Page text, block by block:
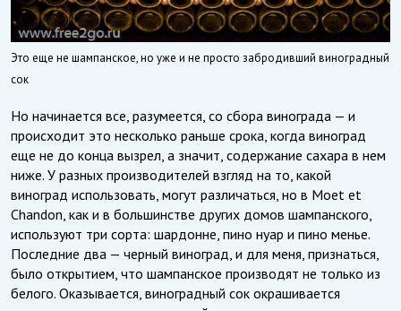
Это еще не шампанское, но уже и не просто забродивший виноградный
сок
Но начинается все, разумеется, со сбора винограда — и
происходит это несколько раньше срока, когда виноград
еще не до конца вызрел, а значит, содержание сахара в нем
ниже. У разных производителей взгляд на то, какой
виноград использовать, могут различаться, но в Moet et
Chandon, как и в большинстве других домов шампанского,
используют три сорта: шардонне, пино нуар и пино менье.
Последние два — черный виноград, и для меня, признаться,
было открытием, что шампанское производят не только из
белого. Оказывается, виноградный сок окрашивается